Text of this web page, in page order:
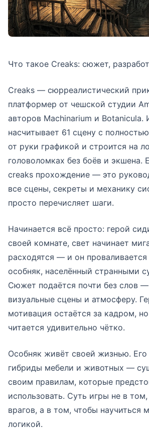
Что такое Creaks: сюжет,
Creaks — сюрреалистический
платформер от чешской студии
авторов Machinarium и Botanicula.
насчитывает 61 сцену с
от руки графикой и строится на
головоломках без боёв и экшена.
creaks прохождение — это
все сцены, секреты и механику
просто перечисляет шаги.
Начинается всё просто: герой
своей комнате, свет начинает
расходятся — и он
особняк, населённый странными
Сюжет подаётся почти без слов
визуальные сцены и атмосферу.
мотивация остаётся за кадром,
читается удивительно чётко.
Особняк живёт своей жизнью.
гибриды мебели и животных —
своим правилам, которые
использовать. Суть игры не в
врагов, а в том, чтобы научиться
логикой.